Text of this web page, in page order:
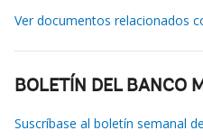
Ver documentos relacionados
BOLETÍN DEL BANCO
Suscríbase al boletín semanal